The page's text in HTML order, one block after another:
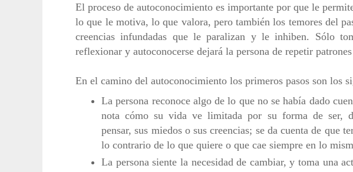
El proceso de autoconocimiento es importante por que le
lo que le motiva, lo que valora, pero también los temores del
creencias infundadas que le paralizan y le inhiben. Sólo
reflexionar y autoconocerse dejará la persona de repetir
En el camino del autoconocimiento los primeros pasos son los
La persona reconoce algo de lo que no se había dado
nota cómo su vida ve limitada por su forma de ser,
pensar, sus miedos o sus creencias; se da cuenta de que
lo contrario de lo que quiere o que cae siempre en lo
La persona siente la necesidad de cambiar, y toma una